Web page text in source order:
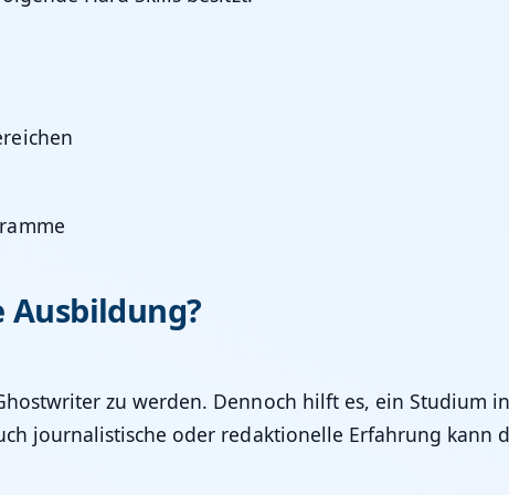
Ausbildung?
zu werden. Dennoch hilft es, ein Studium
journalistische oder redaktionelle Erfahrung kann